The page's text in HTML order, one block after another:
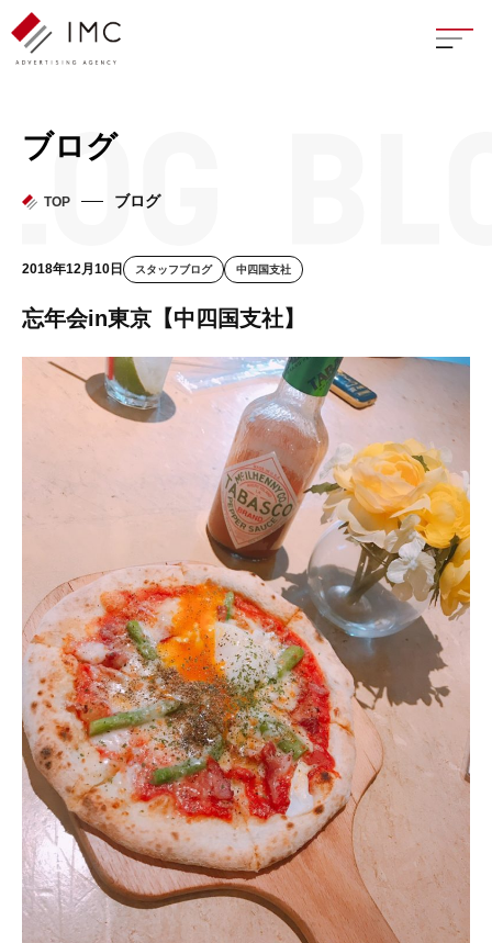
座談
ブログ
TOP ブログ
2018年12月10日 スタッフブログ 中四国支社
忘年会in東京【中四国支社】